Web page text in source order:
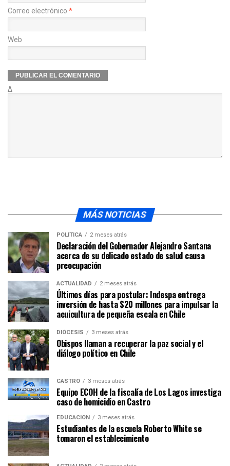
Correo electrónico *
Web
Δ
MÁS NOTICIAS
POLÍTICA 2 meses atrás
Declaración del Gobernador Alejandro Santana
acerca de su delicado estado de salud causa
preocupación
ACTUALIDAD 2 meses atrás
Últimos días para postular: Indespa entrega
inversión de hasta $20 millones para impulsar la
acuicultura de pequeña escala en Chile
DIÓCESIS 3 meses atrás
Obispos llaman a recuperar la paz social y el
diálogo político en Chile
CASTRO 3 meses atrás
Equipo ECOH de la fiscalía de Los Lagos investiga
caso de homicidio en Castro
EDUCACIÓN 3 meses atrás
Estudiantes de la escuela Roberto White se
tomaron el establecimiento